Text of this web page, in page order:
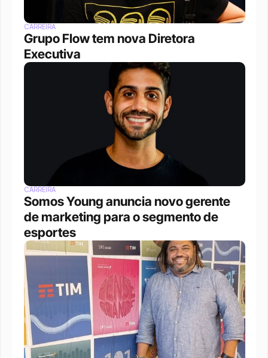
CARREIRA
Grupo Flow tem nova Diretora
Executiva
CARREIRA
Somos Young anuncia novo gerente
de marketing para o segmento de
esportes